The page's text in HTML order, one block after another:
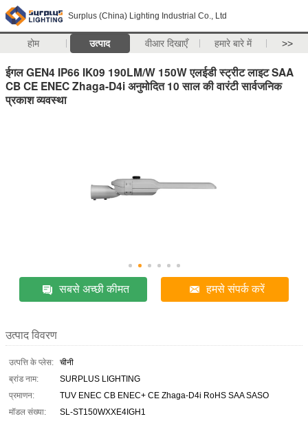
Surplus (China) Lighting Industrial Co., Ltd
होम उत्पाद वीआर दिखाएँ हमारे बारे में >>
ईगल GEN4 IP66 IK09 190LM/W 150W एलईडी स्ट्रीट लाइट SAA
CB CE ENEC Zhaga-D4i अनुमोदित 10 साल की वारंटी सार्वजनिक
प्रकाश व्यवस्था
सबसे अच्छी कीमत हमसे संपर्क करें
उत्पाद विवरण
उत्पत्ति के प्लेस:
चीनी
ब्रांड नाम:
SURPLUS LIGHTING
प्रमाणन:
TUV ENEC CB ENEC+ CE Zhaga-D4i RoHS SAA SASO
मॉडल संख्या:
SL-ST150WXXE4IGH1